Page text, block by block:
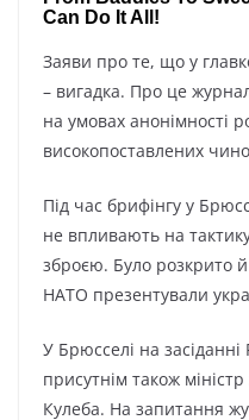
Заяви про те, що у
– вигадка. Про це
на умовах анонімності
високопоставлених
Під час брифінгу у
не впливають на
зброєю. Було розкрито й
НАТО презентували
У Брюсселі на
присутнім також
Кулеба. На запитання